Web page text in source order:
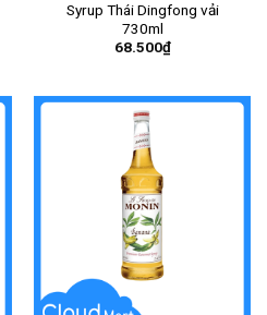
Syrup Thái Dingfong vải
730ml
68.500₫